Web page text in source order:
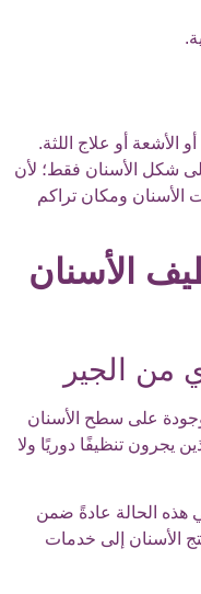
أو علاج اللثة.
على شكل الأسنان فقط؛ لأن
الأسنان ومكان تراكم
الأسنان
من الجير
على سطح الأسنان
يجرون تنظيفًا دوريًا ولا
هذه الحالة عادةً ضمن
الأسنان إلى خدمات